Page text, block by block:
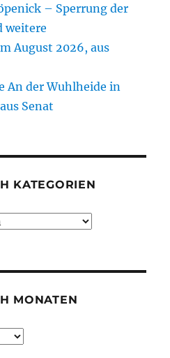
– Sperrung der
weitere
August 2026, aus
An der Wuhlheide in
Senat
KATEGORIEN
MONATEN